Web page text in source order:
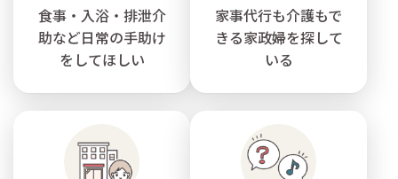
食事・入浴・排泄介
助など日常の手助け
をしてほしい
家事代行も介護もで
きる家政婦を探して
いる